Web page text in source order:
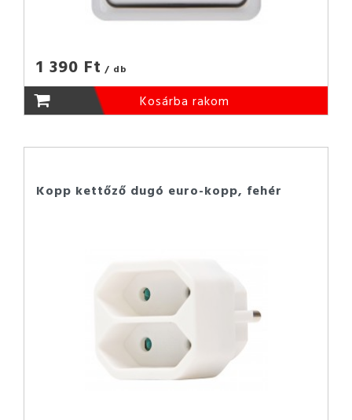
1 390 Ft / db
Kosárba rakom
Kopp kettőző dugó euro-kopp, fehér